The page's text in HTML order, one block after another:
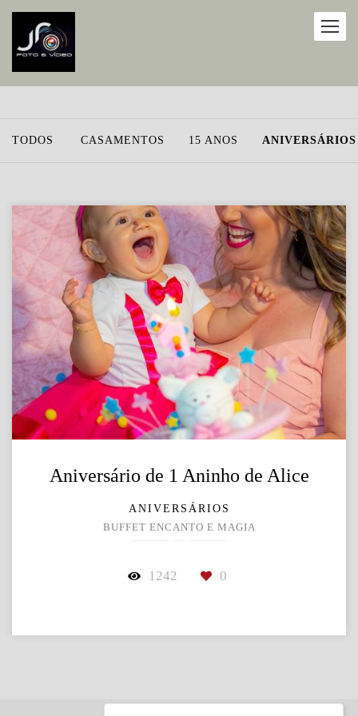
TODOS CASAMENTOS 15 ANOS ANIVERSÁRIOS
Aniversário de 1 Aninho de Alice
ANIVERSÁRIOS
BUFFET ENCANTO E MAGIA
1242 0